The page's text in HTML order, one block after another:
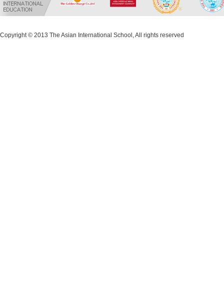
Copyright © 2013 The Asian International School, All rights reserved